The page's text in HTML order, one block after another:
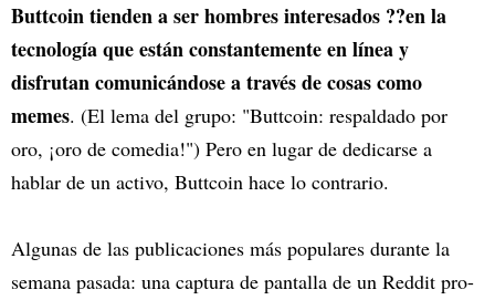
Buttcoin tienden a ser hombres interesados ??en la
tecnología que están constantemente en línea y
disfrutan comunicándose a través de cosas como
memes. (El lema del grupo: "Buttcoin: respaldado por
oro, ¡oro de comedia!") Pero en lugar de dedicarse a
hablar de un activo, Buttcoin hace lo contrario.
Algunas de las publicaciones más populares durante la
semana pasada: una captura de pantalla de un Reddit pro-